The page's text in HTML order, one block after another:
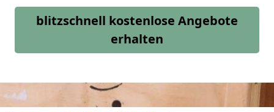
blitzschnell kostenlose Angebote
erhalten